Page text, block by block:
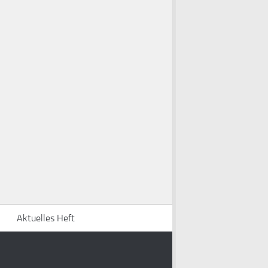
Aktuelles Heft